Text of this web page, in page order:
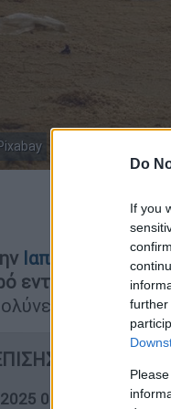
Do
If you
further
Ιαπωνία
εντός ωρών
τους
09:38